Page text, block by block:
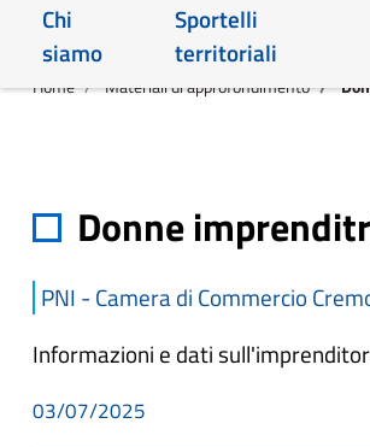
Chi
siamo
Sportelli
territoriali
Home Materiali di approfondimento
Donne
PNI - Camera di Commercio
Informazioni e dati
03/07/2025